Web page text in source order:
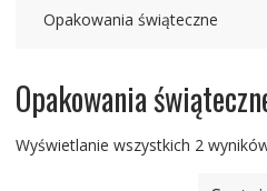
Opakowania świąteczne
Opakowania
Wyświetlanie wszystkich 2